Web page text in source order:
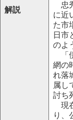
解説
忠
に近
た市
日市
のよ
「
網の
れ落
属し
討ち
現
り、